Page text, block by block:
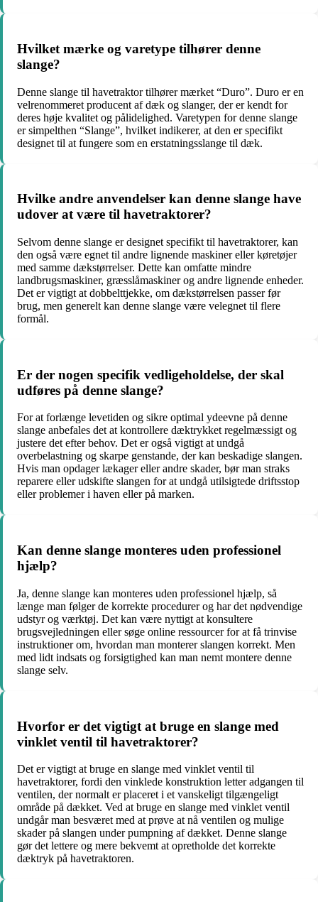
Hvilket mærke og varetype tilhører denne
slange?
Denne slange til havetraktor tilhører mærket “Duro”. Duro er en
velrenommeret producent af dæk og slanger, der er kendt for
deres høje kvalitet og pålidelighed. Varetypen for denne slange
er simpelthen “Slange”, hvilket indikerer, at den er specifikt
designet til at fungere som en erstatningsslange til dæk.
Hvilke andre anvendelser kan denne slange have
udover at være til havetraktorer?
Selvom denne slange er designet specifikt til havetraktorer, kan
den også være egnet til andre lignende maskiner eller køretøjer
med samme dækstørrelser. Dette kan omfatte mindre
landbrugsmaskiner, græsslåmaskiner og andre lignende enheder.
Det er vigtigt at dobbelttjekke, om dækstørrelsen passer før
brug, men generelt kan denne slange være velegnet til flere
formål.
Er der nogen specifik vedligeholdelse, der skal
udføres på denne slange?
For at forlænge levetiden og sikre optimal ydeevne på denne
slange anbefales det at kontrollere dæktrykket regelmæssigt og
justere det efter behov. Det er også vigtigt at undgå
overbelastning og skarpe genstande, der kan beskadige slangen.
Hvis man opdager lækager eller andre skader, bør man straks
reparere eller udskifte slangen for at undgå utilsigtede driftsstop
eller problemer i haven eller på marken.
Kan denne slange monteres uden professionel
hjælp?
Ja, denne slange kan monteres uden professionel hjælp, så
længe man følger de korrekte procedurer og har det nødvendige
udstyr og værktøj. Det kan være nyttigt at konsultere
brugsvejledningen eller søge online ressourcer for at få trinvise
instruktioner om, hvordan man monterer slangen korrekt. Men
med lidt indsats og forsigtighed kan man nemt montere denne
slange selv.
Hvorfor er det vigtigt at bruge en slange med
vinklet ventil til havetraktorer?
Det er vigtigt at bruge en slange med vinklet ventil til
havetraktorer, fordi den vinklede konstruktion letter adgangen til
ventilen, der normalt er placeret i et vanskeligt tilgængeligt
område på dækket. Ved at bruge en slange med vinklet ventil
undgår man besværet med at prøve at nå ventilen og mulige
skader på slangen under pumpning af dækket. Denne slange
gør det lettere og mere bekvemt at opretholde det korrekte
dæktryk på havetraktoren.